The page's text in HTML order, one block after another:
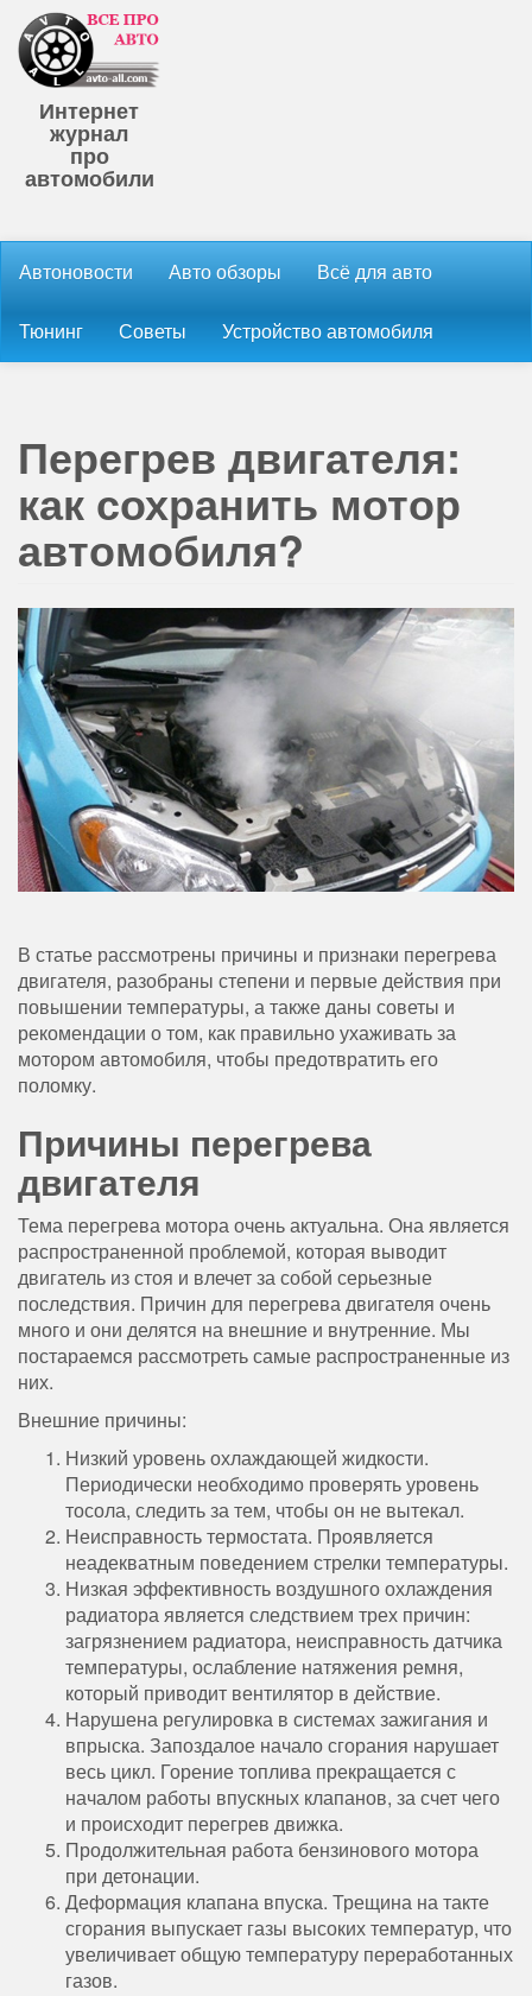
Интернет
журнал
про
автомобили
Автоновости Авто обзоры Всё для авто
Тюнинг Советы Устройство автомобиля
Перегрев двигателя:
как сохранить мотор
автомобиля?
В статье рассмотрены причины и признаки перегрева
двигателя, разобраны степени и первые действия при
повышении температуры, а также даны советы и
рекомендации о том, как правильно ухаживать за
мотором автомобиля, чтобы предотвратить его
поломку.
Причины перегрева
двигателя
Тема перегрева мотора очень актуальна. Она является
распространенной проблемой, которая выводит
двигатель из стоя и влечет за собой серьезные
последствия. Причин для перегрева двигателя очень
много и они делятся на внешние и внутренние. Мы
постараемся рассмотреть самые распространенные из
них.
Внешние причины:
Низкий уровень охлаждающей жидкости.
Периодически необходимо проверять уровень
тосола, следить за тем, чтобы он не вытекал.
Неисправность термостата. Проявляется
неадекватным поведением стрелки температуры.
Низкая эффективность воздушного охлаждения
радиатора является следствием трех причин:
загрязнением радиатора, неисправность датчика
температуры, ослабление натяжения ремня,
который приводит вентилятор в действие.
Нарушена регулировка в системах зажигания и
впрыска. Запоздалое начало сгорания нарушает
весь цикл. Горение топлива прекращается с
началом работы впускных клапанов, за счет чего
и происходит перегрев движка.
Продолжительная работа бензинового мотора
при детонации.
Деформация клапана впуска. Трещина на такте
сгорания выпускает газы высоких температур, что
увеличивает общую температуру переработанных
газов.